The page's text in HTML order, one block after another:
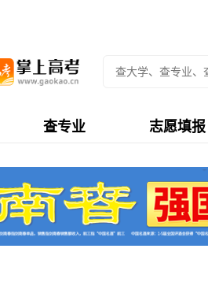
查专业 志愿填报